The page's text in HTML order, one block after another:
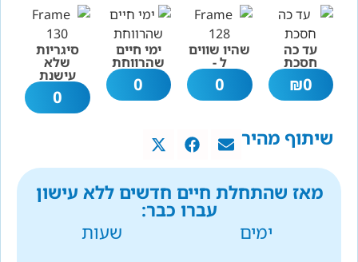
עד כה
חסכת
0
₪
שהיו שווים
ל -
0
ימי חיים
שהרווחת
0
סיגריות
שלא
עישנת
0
שיתוף מהיר
מאז שהתחלת חיים חדשים ללא עישון
עברו כבר:
ימים
שעות